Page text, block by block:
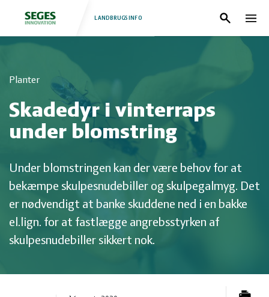
ind
Forside
Fjerkræ
Grise
Heste
Fjerkræ
Grise
Heste
Jura
Kvæg
Natur
LANDBRUGSINFO Søg
Planter
Skadedyr i vinterraps
under blomstring
Under blomstringen kan der være behov for at
bekæmpe skulpesnudebiller og skulpegalmyg. Det
er nødvendigt at banke skuddene ned i en bakke
el.lign. for at fastlægge angrebsstyrken af
skulpesnudebiller sikkert nok.